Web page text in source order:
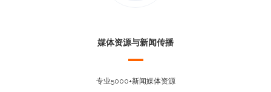
媒体资源与新闻传播
专业5000+新闻媒体资源